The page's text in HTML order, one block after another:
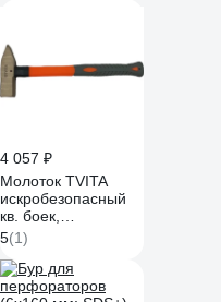
4 057 ₽
Молоток TVITA
искробезопасный
кв. боек,
фиберглас. ручка
500 гр. мод. 186 Al-
Cu TT1186-1002A
5(1)